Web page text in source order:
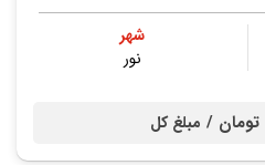
شهر
نور
مبلغ کل